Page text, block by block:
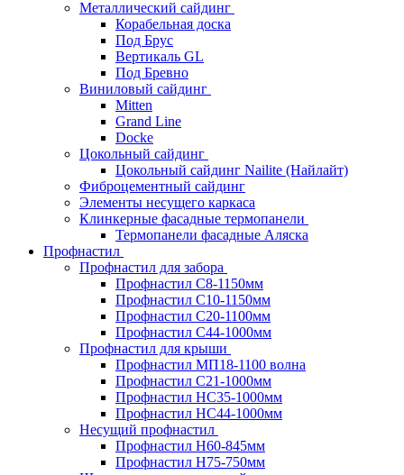
Металлический сайдинг
Корабельная доска
Под Брус
Вертикаль GL
Под Бревно
Виниловый сайдинг
Mitten
Grand Line
Docke
Цокольный сайдинг
Цокольный сайдинг Nailite (Найлайт)
Фиброцементный сайдинг
Элементы несущего каркаса
Клинкерные фасадные термопанели
Термопанели фасадные Аляска
Профнастил
Профнастил для забора
Профнастил С8-1150мм
Профнастил С10-1150мм
Профнастил С20-1100мм
Профнастил С44-1000мм
Профнастил для крыши
Профнастил МП18-1100 волна
Профнастил С21-1000мм
Профнастил HC35-1000мм
Профнастил НС44-1000мм
Несущий профнастил
Профнастил Н60-845мм
Профнастил H75-750мм